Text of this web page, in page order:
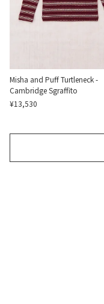
Misha and Puff Turtleneck -
Cambridge Sgraffito
¥13,530